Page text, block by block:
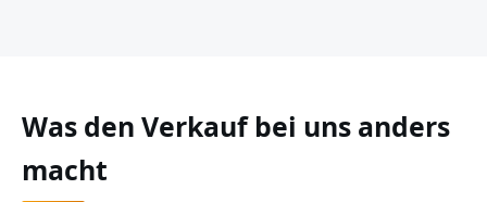
Was den Verkauf bei uns anders
macht